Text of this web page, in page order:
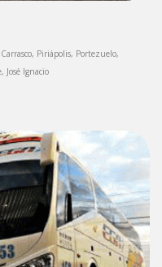
Piriápolis, Portezuelo,
José Ignacio